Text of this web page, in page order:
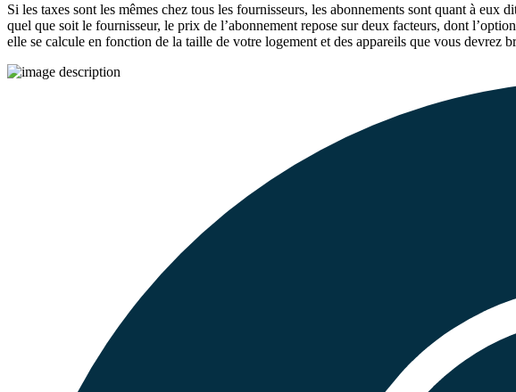
Si les taxes sont les mêmes chez tous les fournisseurs, les abonnements sont quant à
quel que soit le fournisseur, le prix de l’abonnement repose sur deux facteurs, dont
elle se calcule en fonction de la taille de votre logement et des appareils que vous devrez